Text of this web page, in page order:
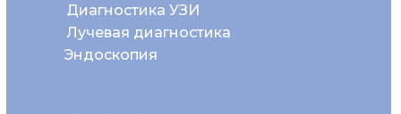
Диагностика УЗИ
Эндоскопия
Лучевая диагностика